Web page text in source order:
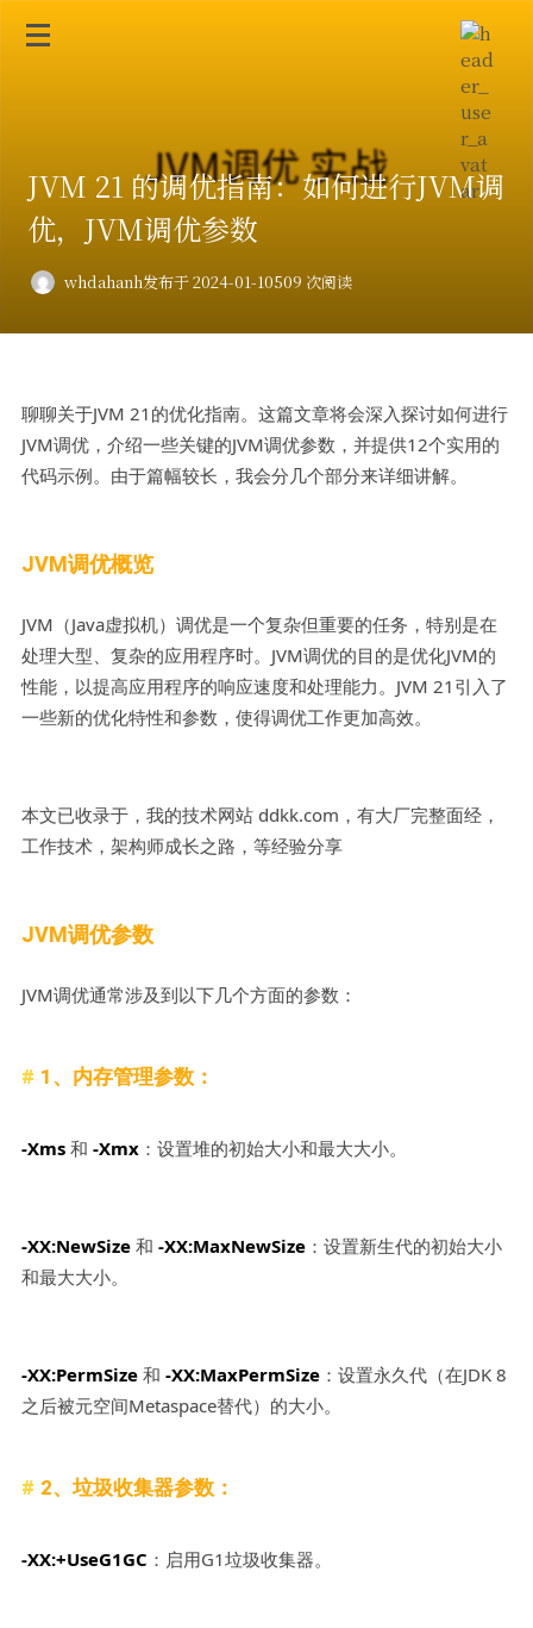
​JVM 21 的调优指南：如何进行JVM调
优，JVM调优参数
whdahanh发布于 2024-01-10509 次阅读
聊聊关于JVM 21的优化指南。这篇文章将会深入探讨如何进行
JVM调优，介绍一些关键的JVM调优参数，并提供12个实用的
代码示例。由于篇幅较长，我会分几个部分来详细讲解。
JVM调优概览
JVM（Java虚拟机）调优是一个复杂但重要的任务，特别是在
处理大型、复杂的应用程序时。JVM调优的目的是优化JVM的
性能，以提高应用程序的响应速度和处理能力。JVM 21引入了
一些新的优化特性和参数，使得调优工作更加高效。
本文已收录于，我的技术网站 ddkk.com，有大厂完整面经，
工作技术，架构师成长之路，等经验分享
JVM调优参数
JVM调优通常涉及到以下几个方面的参数：
1、内存管理参数：
-Xms和 -Xmx：设置堆的初始大小和最大大小。
-XX:NewSize和 -XX:MaxNewSize：设置新生代的初始大小
和最大大小。
-XX:PermSize和 -XX:MaxPermSize：设置永久代（在JDK 8
之后被元空间Metaspace替代）的大小。
2、垃圾收集器参数：
-XX:+UseG1GC ：启用G1垃圾收集器。